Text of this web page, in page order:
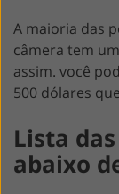
A maioria das
câmera tem
assim. você
500 dólares
Lista
abaixo